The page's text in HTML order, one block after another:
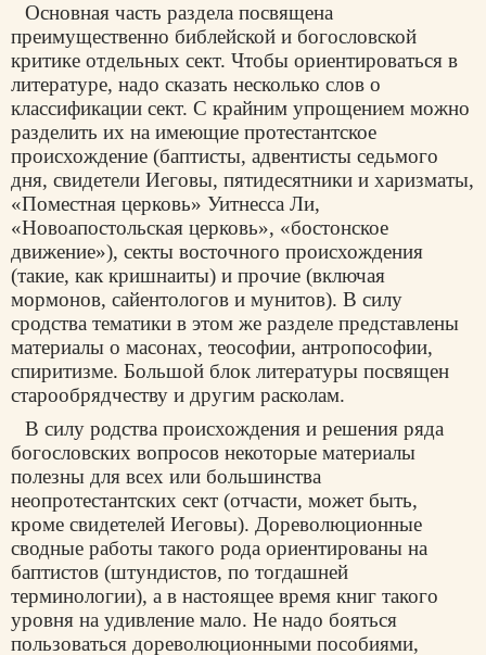
Основная часть раздела посвящена
преимущественно библейской и богословской
критике отдельных сект. Чтобы ориентироваться в
литературе, надо сказать несколько слов о
классификации сект. С крайним упрощением можно
разделить их на имеющие протестантское
происхождение (баптисты, адвентисты седьмого
дня, свидетели Иеговы, пятидесятники и харизматы,
«Поместная церковь» Уитнесса Ли,
«Новоапостольская церковь», «бостонское
движение»), секты восточного происхождения
(такие, как кришнаиты) и прочие (включая
мормонов, сайентологов и мунитов). В силу
сродства тематики в этом же разделе представлены
материалы о масонах, теософии, антропософии,
спиритизме. Большой блок литературы посвящен
старообрядчеству и другим расколам.
В силу родства происхождения и решения ряда
богословских вопросов некоторые материалы
полезны для всех или большинства
неопротестантских сект (отчасти, может быть,
кроме свидетелей Иеговы). Дореволюционные
сводные работы такого рода ориентированы на
баптистов (штундистов, по тогдашней
терминологии), а в настоящее время книг такого
уровня на удивление мало. Не надо бояться
пользоваться дореволюционными пособиями,